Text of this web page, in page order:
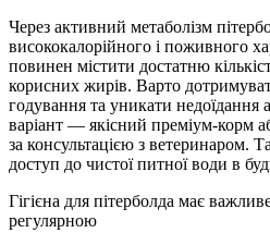
Через активний метаболізм
висококалорійного і поживного
повинен містити достатню
корисних жирів. Варто
годування та уникати недоїдання
варіант — якісний преміум-корм
за консультацією з ветеринаром.
доступ до чистої питної води в
Гігієна для пітерболда має
регулярною